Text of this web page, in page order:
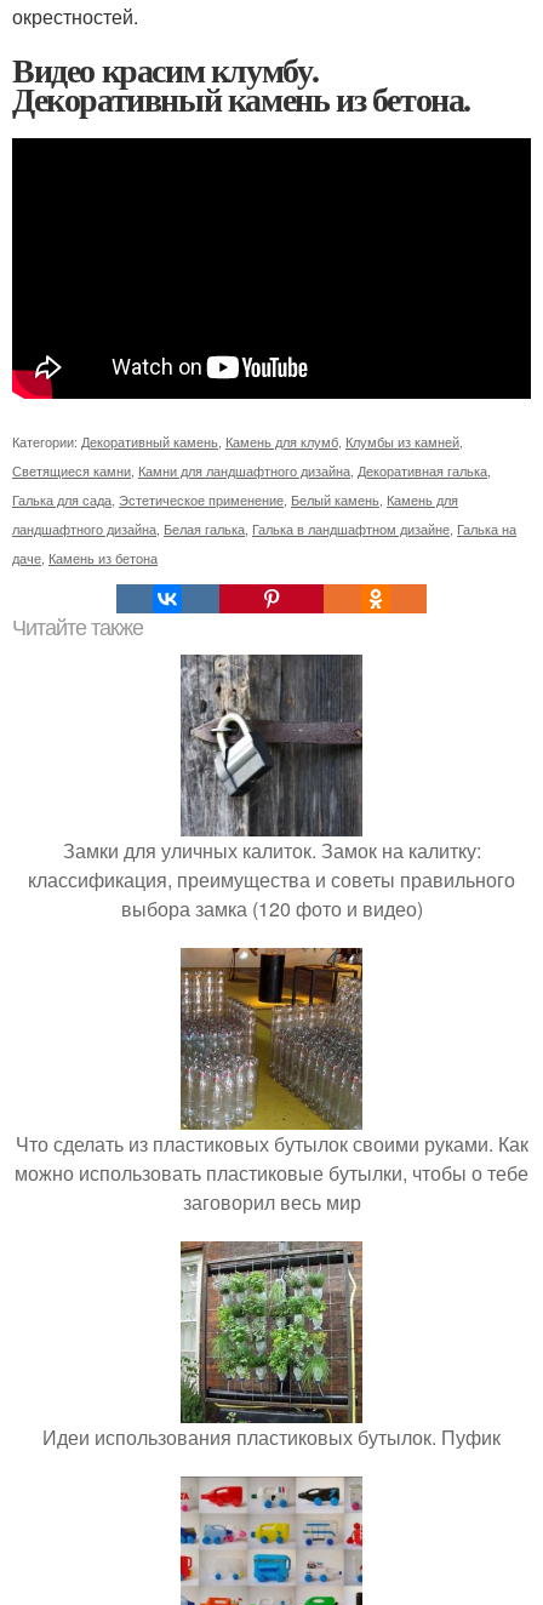
окрестностей.
Видео красим клумбу.
Декоративный камень из бетона.
Категории: Декоративный камень Камень для клумб Клумбы из камней
Светящиеся камни Камни для ландшафтного дизайна Декоративная галька
Галька для сада Эстетическое применение Белый камень Камень для
ландшафтного дизайна Белая галька Галька в ландшафтном дизайне Галька на
даче Камень из бетона
Читайте также
Замки для уличных калиток. Замок на калитку:
классификация, преимущества и советы правильного
выбора замка (120 фото и видео)
Что сделать из пластиковых бутылок своими руками. Как
можно использовать пластиковые бутылки, чтобы о тебе
заговорил весь мир
Идеи использования пластиковых бутылок. Пуфик